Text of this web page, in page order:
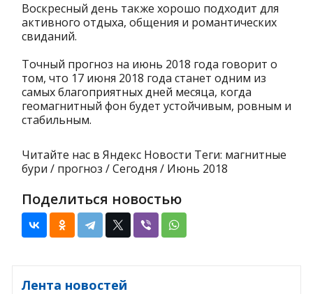
Воскресный день также хорошо подходит для
активного отдыха, общения и романтических
свиданий.
Точный прогноз на июнь 2018 года говорит о
том, что 17 июня 2018 года станет одним из
самых благоприятных дней месяца, когда
геомагнитный фон будет устойчивым, ровным и
стабильным.
Читайте нас в Яндекс Новости Теги: магнитные
бури / прогноз / Сегодня / Июнь 2018
Поделиться новостью
Лента новостей